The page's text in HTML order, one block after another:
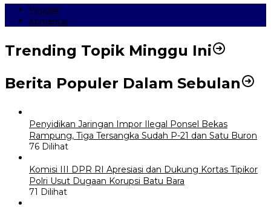
Populer
Komentar
Trending Topik Minggu Ini
Berita Populer Dalam Sebulan
Penyidikan Jaringan Impor Ilegal Ponsel Bekas
Rampung, Tiga Tersangka Sudah P-21 dan Satu Buron
76 Dilihat
Komisi III DPR RI Apresiasi dan Dukung Kortas Tipikor
Polri Usut Dugaan Korupsi Batu Bara
71 Dilihat